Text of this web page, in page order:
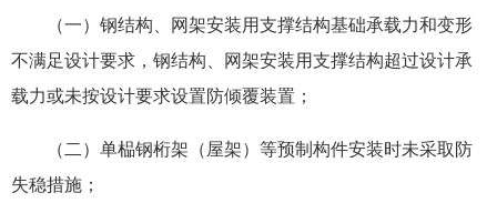
（一）钢结构、网架安装用支撑结构基础承载力和变形
不满足设计要求，钢结构、网架安装用支撑结构超过设计承
载力或未按设计要求设置防倾覆装置；
（二）单榀钢桁架（屋架）等预制构件安装时未采取防
失稳措施；